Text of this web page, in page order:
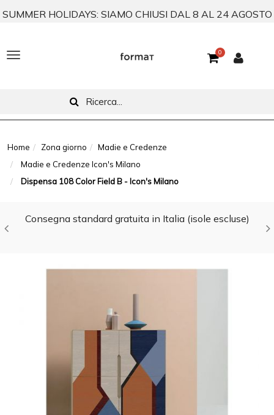
SUMMER HOLIDAYS: SIAMO CHIUSI DAL 8 AL 24 AGOSTO
T
g
l
0
Home Zona giorno
Madie e Credenze
Madie e Credenze Icon's Milano
Dispensa 108 Color Field B - Icon's Milano
Consegna standard gratuita in Italia (isole escluse)